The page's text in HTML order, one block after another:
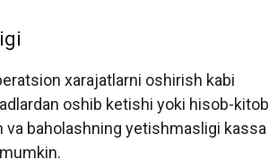
xarajatlarni oshirish kabi
oshib ketishi yoki hisob-kitob
baholashning yetishmasligi kassa